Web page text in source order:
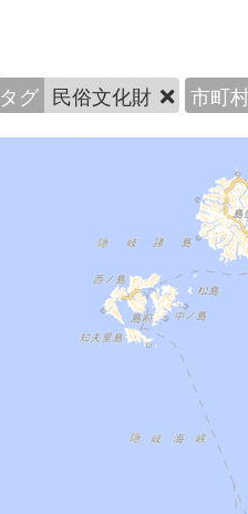
タグ 民俗文化財 市町